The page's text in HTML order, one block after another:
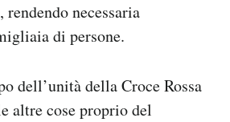
necessaria
di persone.
dell’unità della Croce Rossa
altre cose proprio del